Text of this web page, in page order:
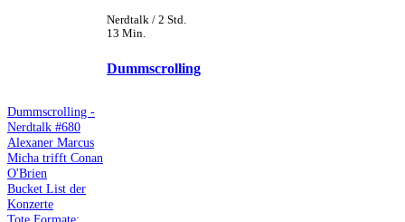
Nerdtalk / 2 Std.
13 Min.
Dummscrolling
Dummscrolling -
Nerdtalk #680
Alexaner Marcus
Micha trifft Conan
O'Brien
Bucket List der
Konzerte